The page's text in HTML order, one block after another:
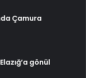
Çamura
gönül